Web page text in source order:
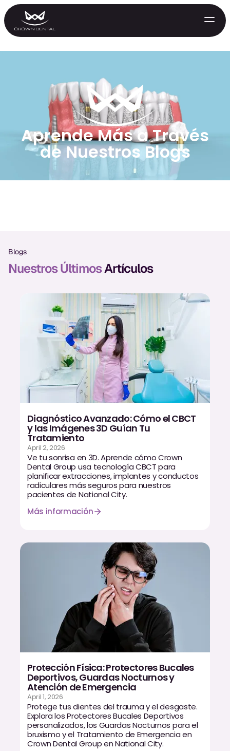
GENERAL
Tratamiento de Emergencia
Tratamiento Periodontal
Tratamiento de Conducto
Protectores Bucales Deportivos
RESTAURATIVO
All-on-4
Coronas y Fundas
Puentes Dentales
Empastes Dentales
Dentaduras
Implantes Dentales
Implantes el Mismo Día
Reparaciones el Mismo Día
Coronas de Cerámica
TECNOLOGÍA
CBCT
Impresiones Digitales
Radiografía Digital
Aprende Más a Través
de Nuestros Blogs
Blogs
Nuestros ÚltimosArtículos
Diagnóstico Avanzado: Cómo el CBCT
y las Imágenes 3D Guían Tu
Tratamiento
April 2, 2026
Ve tu sonrisa en 3D. Aprende cómo Crown
Dental Group usa tecnología CBCT para
planificar extracciones, implantes y conductos
radiculares más seguros para nuestros
pacientes de National City.
Más información
Protección Física: Protectores Bucales
Deportivos, Guardas Nocturnos y
Atención de Emergencia
April 1, 2026
Protege tus dientes del trauma y el desgaste.
Explora los Protectores Bucales Deportivos
personalizados, los Guardas Nocturnos para el
bruxismo y el Tratamiento de Emergencia en
Crown Dental Group en National City.